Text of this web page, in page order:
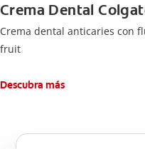
Crema Dental
Crema dental anticaries con
fruit
Descubra más